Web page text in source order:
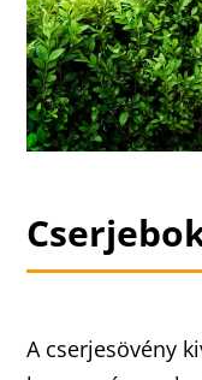
A cserjesövény